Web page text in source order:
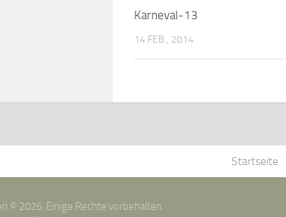
Karneval-13
14 FEB., 2014
Startseite
© 2026. Einige Rechte vorbehalten.